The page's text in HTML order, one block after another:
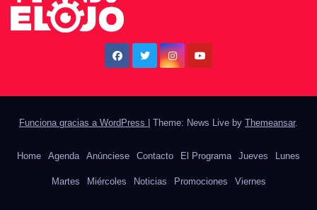
Funciona gracias a WordPress Theme: News Live by Themeansar.
Home Agenda Anúnciese Contacto El Programa Jueves Lunes
Martes Miércoles Noticias Promociones Viernes